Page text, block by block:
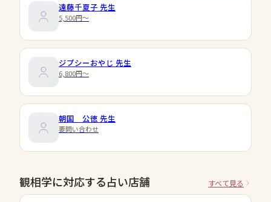
遠藤千夏子 先生
5,500円〜
ジプシーおやじ 先生
6,800円〜
朝国 公徳 先生
要問い合わせ
観相学に対応する占い店舗 すべて見る